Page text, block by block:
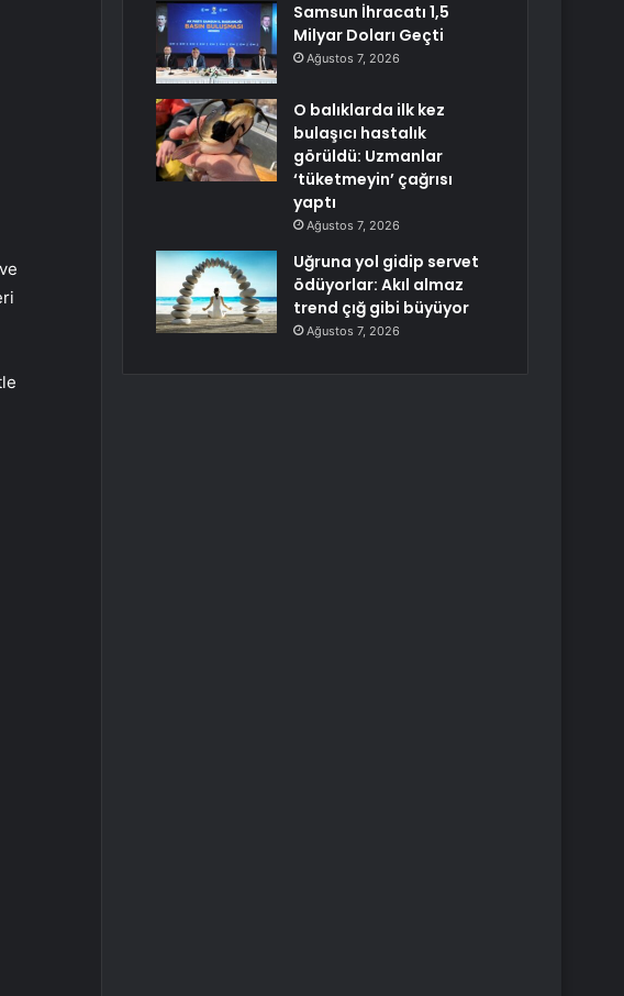
Samsun İhracatı 1,5
Milyar Doları Geçti
Ağustos 7, 2026
O balıklarda ilk kez
bulaşıcı hastalık
görüldü: Uzmanlar
‘tüketmeyin’ çağrısı
yaptı
Ağustos 7, 2026
Uğruna yol gidip servet
ödüyorlar: Akıl almaz
trend çığ gibi büyüyor
Ağustos 7, 2026